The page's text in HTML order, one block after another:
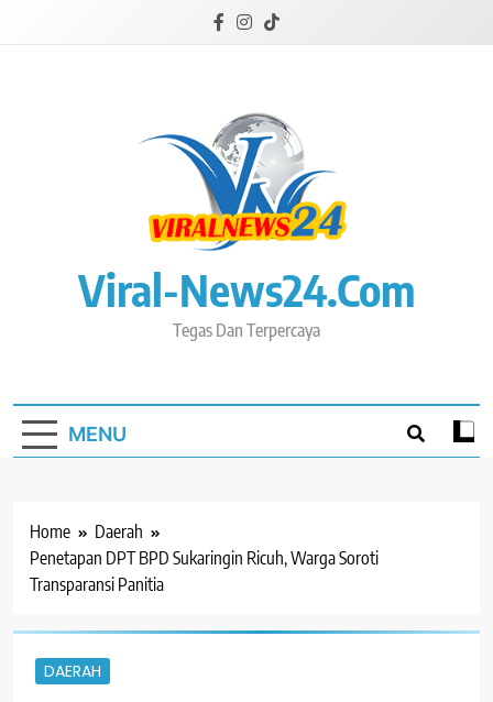
Viral-News24.com
Tegas Dan Terpercaya
MENU
Home
Daerah
Penetapan DPT BPD Sukaringin Ricuh, Warga Soroti
Transparansi Panitia
DAERAH